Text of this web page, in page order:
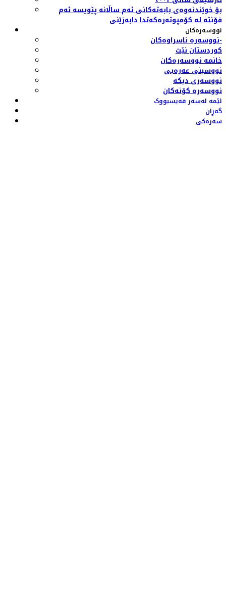
بۆ خوێندنەوەی بابەتەکانی ئەم ساڵانە پێویسە ئەم
فۆنتە لە کۆمپوتەرەکەتدا دابەزێنی
نووسەرەکان
نووسەرە ناسراوەکان-
کوردستان نێت
خانمە نووسەرەکان
نووسینی عەرەبی
نووسەری دیکە
نووسەرە کۆنەکان
ئێمە لەسەر فەیسبووک
گەڕان
سەرەکی